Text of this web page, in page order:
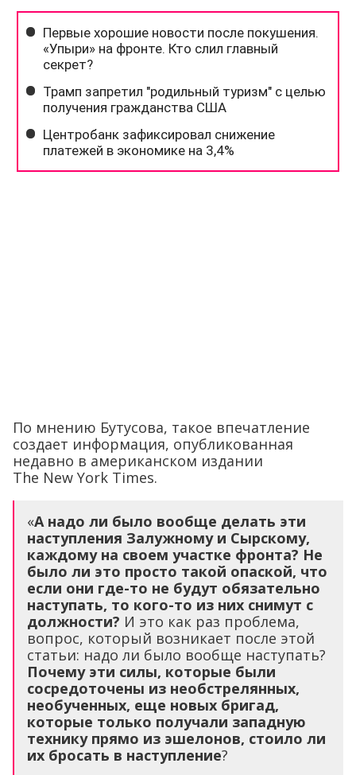
По мнению Бутусова, такое впечатление
создает информация, опубликованная
недавно в американском издании
The New York Times.
«А надо ли было вообще делать эти
наступления Залужному и Сырскому,
каждому на своем участке фронта? Не
было ли это просто такой опаской, что
если они где-то не будут обязательно
наступать, то кого-то из них снимут с
должности? И это как раз проблема,
вопрос, который возникает после этой
статьи: надо ли было вообще наступать?
Почему эти силы, которые были
сосредоточены из необстрелянных,
необученных, еще новых бригад,
которые только получали западную
технику прямо из эшелонов, стоило ли
их бросать в наступление?